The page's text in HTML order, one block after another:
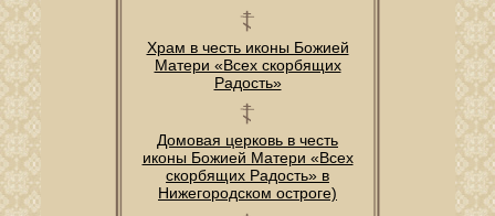
Храм в честь иконы Божией
Матери «Всех скорбящих
Радость»
Домовая церковь в честь
иконы Божией Матери «Всех
скорбящих Радость» в
Нижегородском остроге)